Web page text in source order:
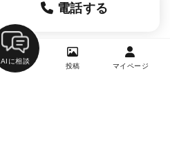
電話する
AIに相談
投稿 マイページ